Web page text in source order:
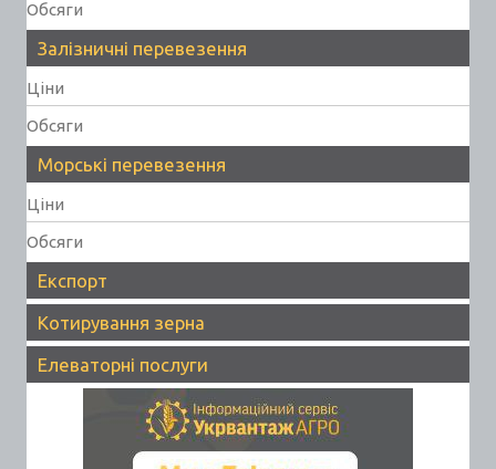
Обсяги
Залізничні перевезення
Ціни
Обсяги
Морські перевезення
Ціни
Обсяги
Експорт
Котирування зерна
Елеваторні послуги